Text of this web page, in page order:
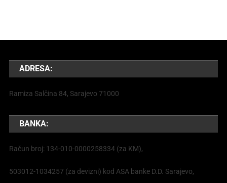
ADRESA:
Ramiza Salčina 84, Sarajevo 71000
BANKA:
Račun broj: 134-010-0000258334 (za KM),
503012-1034257 (za devizni) kod ASA banke D.D. Sarajevo,